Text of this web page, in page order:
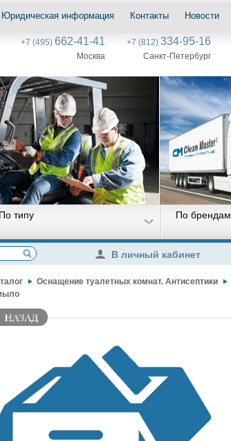
Юридическая информация Контакты Новости
+7 (495) 662-41-41
Москва
+7 (812) 334-95-16
Санкт-Петербург
По типу По брендам
В личный кабинет
Оснащение туалетных комнат. Антисептики